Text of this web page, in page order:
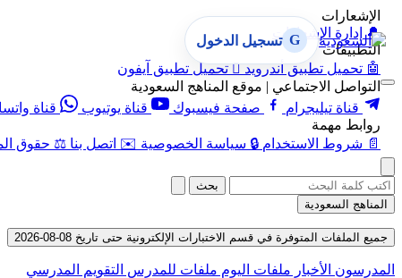
الإشعارات
🔔 إدارة الإشعارات
التطبيقات
🤖 تحميل تطبيق أندرويد  تحميل تطبيق آيفون
التواصل الاجتماعي | موقع المناهج السعودية
قناة تيليجرام
صفحة فيسبوك قناة يوتيوب قناة
روابط مهمة
📄 شروط الاستخدام 🔒 سياسة الخصوصية ✉️ اتصل بنا ⚖️ حقوق
G تسجيل الدخول
بحث
المناهج السعودية
جميع الملفات المتوفرة في قسم الاختبارات الإلكترونية حتى تاريخ 08-08-2026
المدرسون الأخبار ملفات اليوم ملفات للمدرس التقويم المدرسي